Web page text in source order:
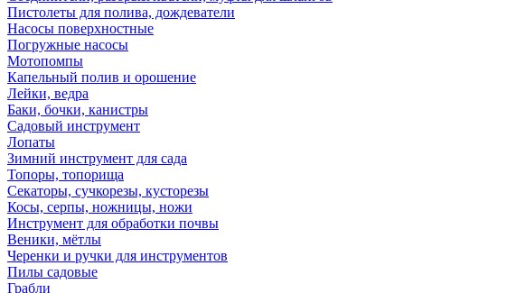
Пистолеты для полива, дождеватели
Насосы поверхностные
Погружные насосы
Мотопомпы
Капельный полив и орошение
Лейки, ведра
Баки, бочки, канистры
Садовый инструмент
Лопаты
Зимний инструмент для сада
Топоры, топорища
Секаторы, сучкорезы, кусторезы
Косы, серпы, ножницы, ножи
Инструмент для обработки почвы
Веники, мётлы
Черенки и ручки для инструментов
Пилы садовые
Грабли